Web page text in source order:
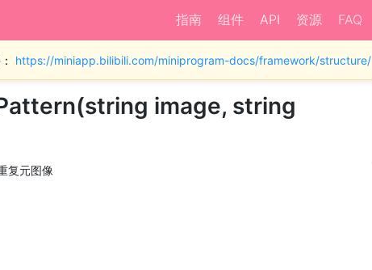
指南 组件 API 资源 FAQ
https://miniapp.bilibili.com/miniprogram-docs/framework/structure/
image, string
复元图像